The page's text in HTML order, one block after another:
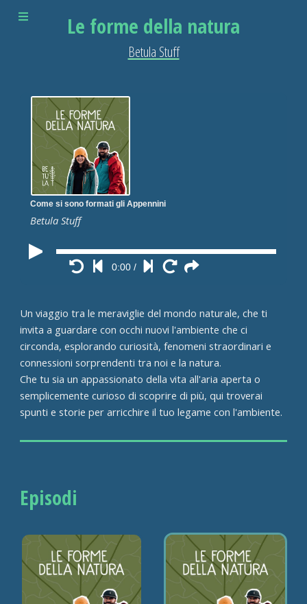
Le forme della natura
Betula Stuff
Come si sono formati gli Appennini
Betula Stuff
0:00 /
Un viaggio tra le meraviglie del mondo naturale, che ti
invita a guardare con occhi nuovi l'ambiente che ci
circonda, esplorando curiosità, fenomeni straordinari e
connessioni sorprendenti tra noi e la natura.
Che tu sia un appassionato della vita all'aria aperta o
semplicemente curioso di scoprire di più, qui troverai
spunti e storie per arricchire il tuo legame con l'ambiente.
Episodi